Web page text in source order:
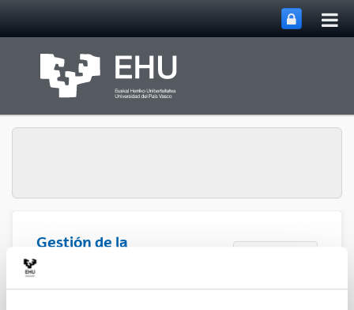
Gestión de la
Investigación